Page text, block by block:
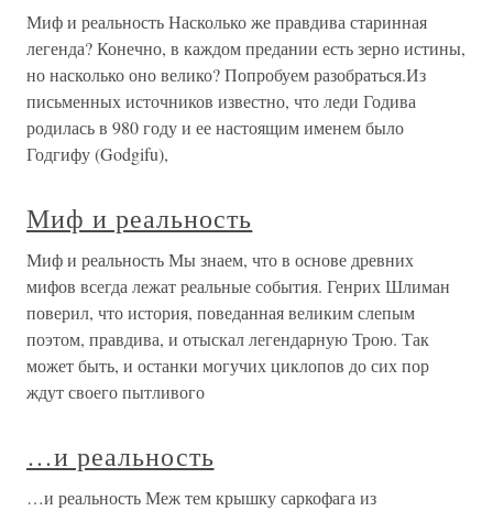
Миф и реальность Насколько же правдива старинная
легенда? Конечно, в каждом предании есть зерно истины,
но насколько оно велико? Попробуем разобраться.Из
письменных источников известно, что леди Годива
родилась в 980 году и ее настоящим именем было
Годгифу (Godgifu),
Миф и реальность
Миф и реальность Мы знаем, что в основе древних
мифов всегда лежат реальные события. Генрих Шлиман
поверил, что история, поведанная великим слепым
поэтом, правдива, и отыскал легендарную Трою. Так
может быть, и останки могучих циклопов до сих пор
ждут своего пытливого
…и реальность
…и реальность Меж тем крышку саркофага из